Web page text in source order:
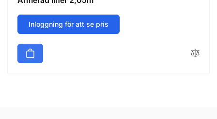
Inloggning för att se pris